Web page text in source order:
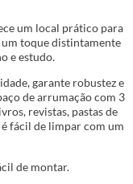
um local prático para
um toque distintamente
e estudo.
garante robustez e
de arrumação com 3
revistas, pastas de
fácil de limpar com um
de montar.